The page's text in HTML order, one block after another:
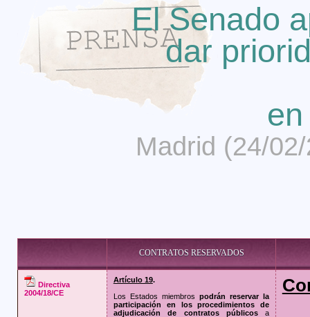
El Senado
dar
Madrid (24/
CONTRATOS RESERVADOS
Directiva
2004/18/CE
Artículo 19.
Los Estados miembrospodrán reservar la
participación en los procedimientos de
adjudicación de contratos públicosa